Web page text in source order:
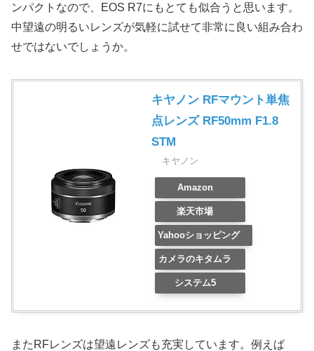
ンパクトなので、EOS R7にもとても似合うと思います。
中望遠の明るいレンズが気軽に試せて非常に良い組み合わ
せではないでしょうか。
キヤノン RFマウント単焦
点レンズ RF50mm F1.8
STM
キヤノン
Amazon
楽天市場
Yahooショッピング
カメラのキタムラ
システム5
またRFレンズは望遠レンズも充実しています。例えば